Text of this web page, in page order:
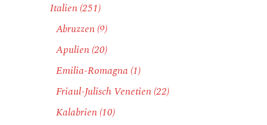
Italien(251)
Abruzzen(9)
Apulien(20)
Emilia-Romagna (1)
Friaul-Julisch Venetien(22)
Kalabrien(10)